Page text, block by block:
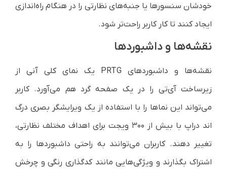
خودشان سنسورها یا جنبه‌های نظارتی را در هنگام راه‌اندازی
ایجاد کنند تا کار کاربر راحت‌تر شود.
نقشه‌ها و داشبوردها
نقشه‌ها و داشبوردهای PRTG یک نمای کلی آنی از
زیرساخت آی‌تی را در یک صفحه گرد هم می‌آورد. کاربر
می‌تواند این نماها را با استفاده از یک ویرایشگر بصری درگ
اند دراپ با بیش از ۳۰۰ ویجت برای اهداف مختلف نظارتی،
تغییر دهند. کاربران می‌توانند به راحتی داشبوردها را به
اشتراک بگذارند و ویژگی‌هایی مانند کدگذاری رنگی و چرخش